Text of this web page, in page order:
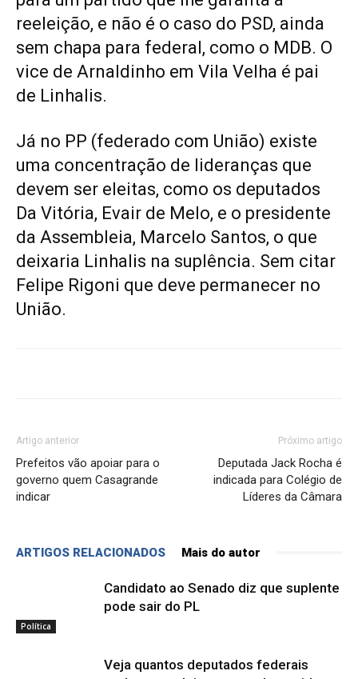
reeleição, e não é o caso do PSD, ainda
sem chapa para federal, como o MDB. O
vice de Arnaldinho em Vila Velha é pai
de Linhalis.
Já no PP (federado com União) existe
uma concentração de lideranças que
devem ser eleitas, como os deputados
Da Vitória, Evair de Melo, e o presidente
da Assembleia, Marcelo Santos, o que
deixaria Linhalis na suplência. Sem citar
Felipe Rigoni que deve permanecer no
União.
Artigo anterior
Prefeitos vão apoiar para o
governo quem Casagrande
indicar
Próximo artigo
Deputada Jack Rocha é
indicada para Colégio de
Líderes da Câmara
ARTIGOS RELACIONADOS Mais do autor
Política
Candidato ao Senado diz que suplente
pode sair do PL
Veja quantos deputados federais